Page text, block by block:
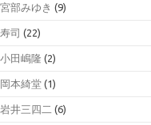
宮部みゆき (9)
寿司 (22)
小田嶋隆 (2)
岡本綺堂 (1)
岩井三四二 (6)